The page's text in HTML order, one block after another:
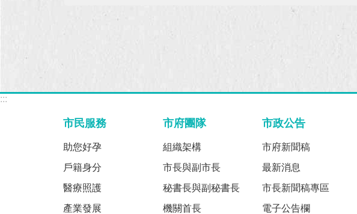
:::
市民服務
助您好孕
戶籍身分
醫療照護
產業發展
市府團隊
組織架構
市長與副市長
秘書長與副秘書長
機關首長
市政公告
市府新聞稿
最新消息
市長新聞稿專區
電子公告欄